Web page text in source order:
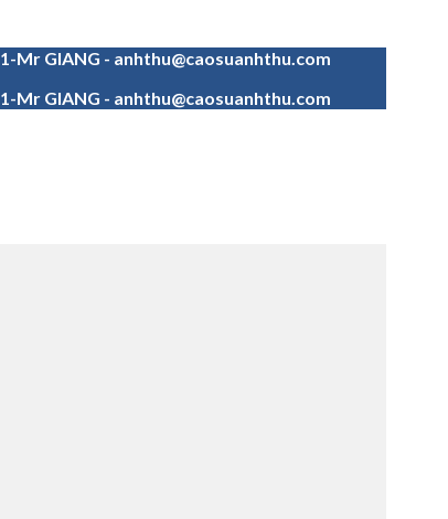
Mr GIANG - anhthu@caosuanhthu.com
Mr GIANG - anhthu@caosuanhthu.com